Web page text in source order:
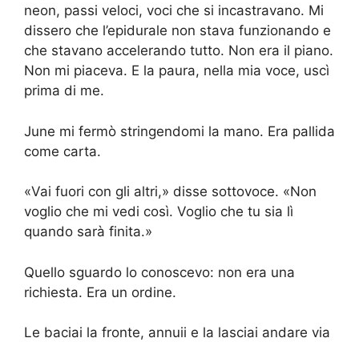
neon, passi veloci, voci che si incastravano. Mi
dissero che l’epidurale non stava funzionando e
che stavano accelerando tutto. Non era il piano.
Non mi piaceva. E la paura, nella mia voce, uscì
prima di me.
June mi fermò stringendomi la mano. Era pallida
come carta.
«Vai fuori con gli altri,» disse sottovoce. «Non
voglio che mi vedi così. Voglio che tu sia lì
quando sarà finita.»
Quello sguardo lo conoscevo: non era una
richiesta. Era un ordine.
Le baciai la fronte, annuii e la lasciai andare via